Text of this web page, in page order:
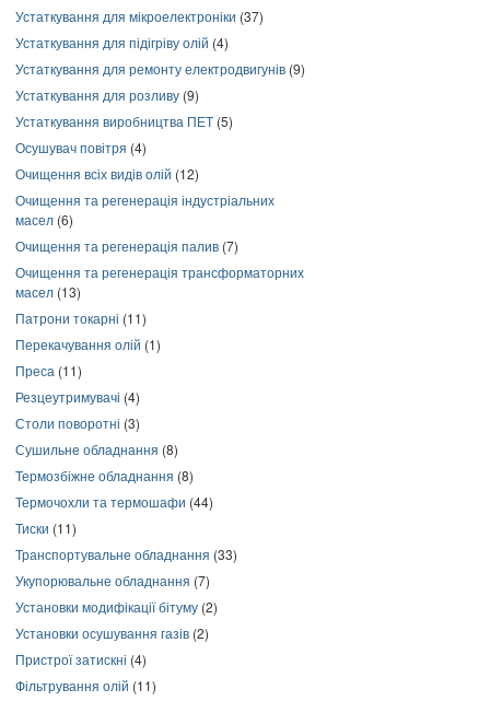
Устаткування для мікроелектроніки (37)
Устаткування для підігріву олій (4)
Устаткування для ремонту електродвигунів (9)
Устаткування для розливу (9)
Устаткування виробництва ПЕТ (5)
Осушувач повітря (4)
Очищення всіх видів олій (12)
Очищення та регенерація індустріальних
масел (6)
Очищення та регенерація палив (7)
Очищення та регенерація трансформаторних
масел (13)
Патрони токарні (11)
Перекачування олій (1)
Преса (11)
Резцеутримувачі (4)
Столи поворотні (3)
Сушильне обладнання (8)
Термозбіжне обладнання (8)
Термочохли та термошафи (44)
Тиски (11)
Транспортувальне обладнання (33)
Укупорювальне обладнання (7)
Установки модифікації бітуму (2)
Установки осушування газів (2)
Пристрої затискні (4)
Фільтрування олій (11)